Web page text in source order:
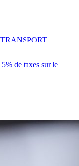
de taxes sur le